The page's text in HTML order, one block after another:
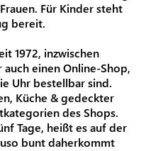
Für Kinder steht
bereit.
1972, inzwischen
einen Online-Shop,
Uhr bestellbar sind.
Küche & gedeckter
des Shops.
Tage, heißt es auf der
bunt daherkommt